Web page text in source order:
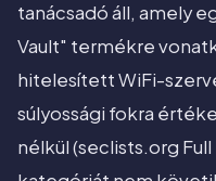
tanácsadó áll, amely
Vault" termékre
hitelesített WiFi-
súlyossági fokra
nélkül (seclists.org Full